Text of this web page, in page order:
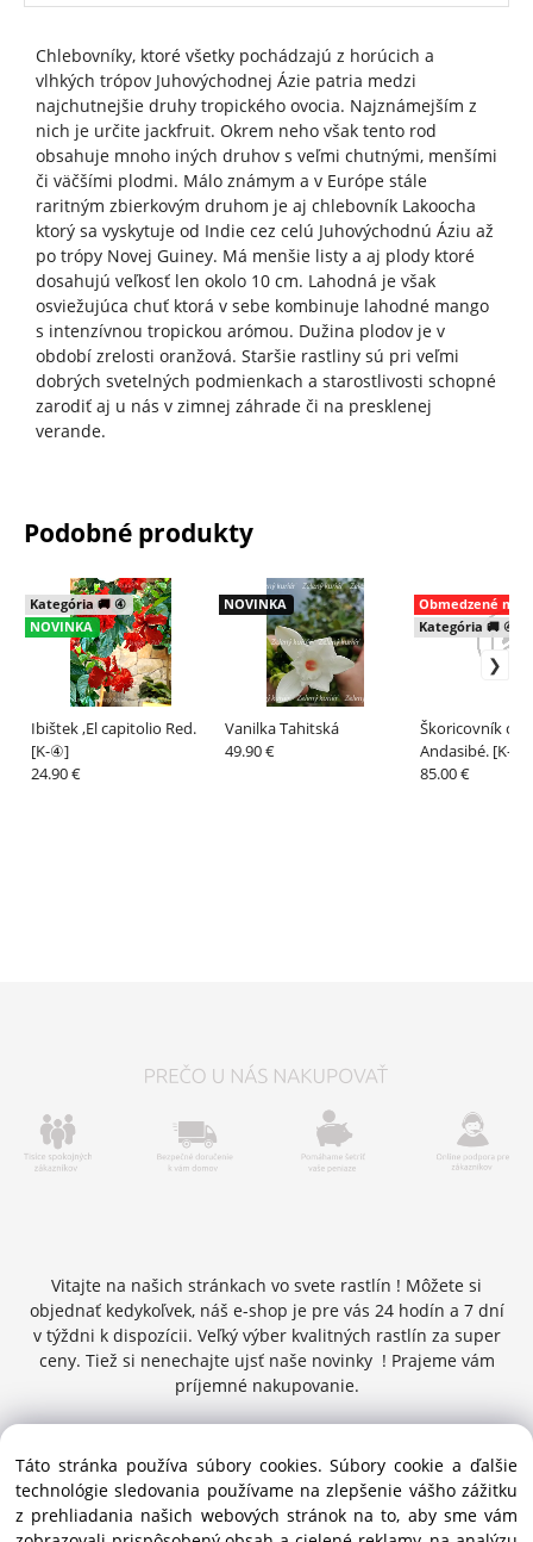
Chlebovníky, ktoré všetky pochádzajú z horúcich a
vlhkých trópov Juhovýchodnej Ázie patria medzi
najchutnejšie druhy tropického ovocia. Najznámejším z
nich je určite jackfruit. Okrem neho však tento rod
obsahuje mnoho iných druhov s veľmi chutnými, menšími
či väčšími plodmi. Málo známym a v Európe stále
raritným zbierkovým druhom je aj chlebovník Lakoocha
ktorý sa vyskytuje od Indie cez celú Juhovýchodnú Áziu až
po trópy Novej Guiney. Má menšie listy a aj plody ktoré
dosahujú veľkosť len okolo 10 cm. Lahodná je však
osviežujúca chuť ktorá v sebe kombinuje lahodné mango
s intenzívnou tropickou arómou. Dužina plodov je v
období zrelosti oranžová. Staršie rastliny sú pri veľmi
dobrých svetelných podmienkach a starostlivosti schopné
zarodiť aj u nás v zimnej záhrade či na presklenej
verande.
Podobné produkty
Ibištek ,El capitolio Red.
[K-④]
Kategória 🚚 ④
NOVINKA
24.90 €
Vanilka Tahitská
NOVINKA
49.90 €
Škoricovník
Andasibé. [K-④]
Obmedzené
Kategória 🚚 ④
85.00 €
Vitajte na našich stránkach vo svete rastlín ! Môžete si
objednať kedykoľvek, náš e-shop je pre vás 24 hodín a 7 dní
v týždni k dispozícii. Veľký výber kvalitných rastlín za super
ceny. Tiež si nenechajte ujsť naše novinky ! Prajeme vám
príjemné nakupovanie.
Copyright © 2016 zelenykurier.sk , Všetky práva vyhradené |
info@zelenykurier.sk | Priechodná 27 ,949 01 Nitra ,
Slovenská republika
Táto stránka používa súbory cookies. Súbory cookie a ďalšie
technológie sledovania používame na zlepšenie vášho zážitku
z prehliadania našich webových stránok na to, aby sme vám